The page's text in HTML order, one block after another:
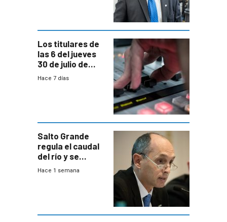
Los titulares de
las 6 del jueves
30 de julio de
2026
Hace 7 días
Salto Grande
regula el caudal
del río y se
prepara para un
Hace 1 semana